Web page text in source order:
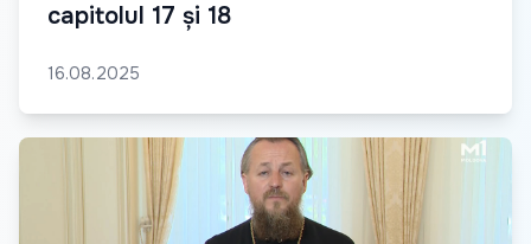
capitolul 17 și 18
16.08.2025